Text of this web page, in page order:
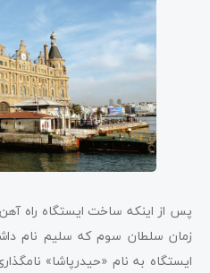
پس از اینکه ساخت ایستگاه راه
زمان سلطان سوم که سلیم نام
ایستگاه به نام «حیدرپاشا»